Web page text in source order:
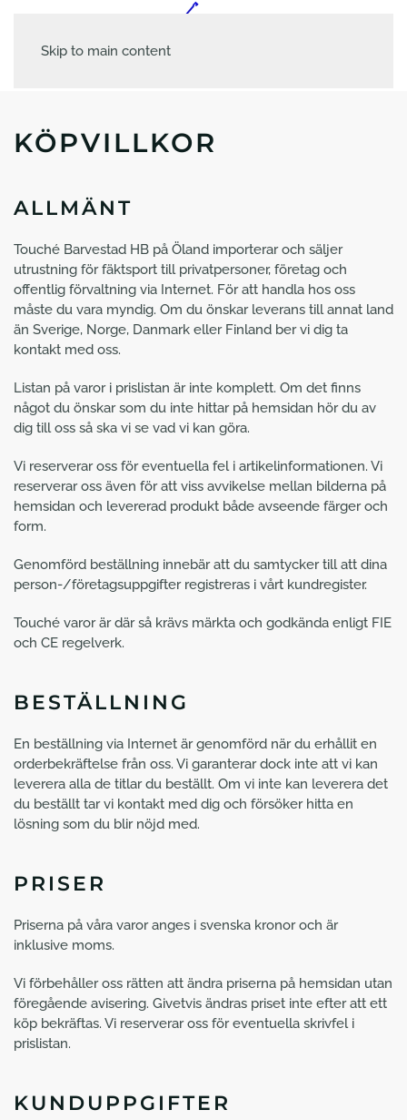
Skip to main content
KÖPVILLKOR
ALLMÄNT
Touché Barvestad HB på Öland importerar och säljer
utrustning för fäktsport till privatpersoner, företag och
offentlig förvaltning via Internet. För att handla hos oss
måste du vara myndig. Om du önskar leverans till annat land
än Sverige, Norge, Danmark eller Finland ber vi dig ta
kontakt med oss.
Listan på varor i prislistan är inte komplett. Om det finns
något du önskar som du inte hittar på hemsidan hör du av
dig till oss så ska vi se vad vi kan göra.
Vi reserverar oss för eventuella fel i artikelinformationen. Vi
reserverar oss även för att viss avvikelse mellan bilderna på
hemsidan och levererad produkt både avseende färger och
form.
Genomförd beställning innebär att du samtycker till att dina
person-/företagsuppgifter registreras i vårt kundregister.
Touché varor är där så krävs märkta och godkända enligt FIE
och CE regelverk.
BESTÄLLNING
En beställning via Internet är genomförd när du erhållit en
orderbekräftelse från oss. Vi garanterar dock inte att vi kan
leverera alla de titlar du beställt. Om vi inte kan leverera det
du beställt tar vi kontakt med dig och försöker hitta en
lösning som du blir nöjd med.
PRISER
Priserna på våra varor anges i svenska kronor och är
inklusive moms.
Vi förbehåller oss rätten att ändra priserna på hemsidan utan
föregående avisering. Givetvis ändras priset inte efter att ett
köp bekräftas. Vi reserverar oss för eventuella skrivfel i
prislistan.
KUNDUPPGIFTER